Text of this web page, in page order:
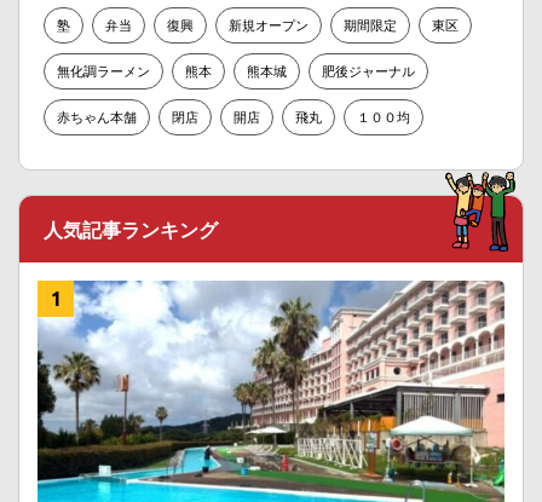
塾 弁当 復興 新規オープン 期間限定 東区
無化調ラーメン 熊本 熊本城 肥後ジャーナル
赤ちゃん本舗 閉店 開店 飛丸 １００均
人気記事ランキング